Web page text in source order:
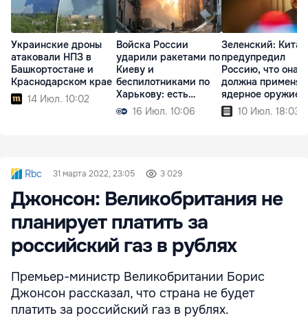
Украинские дроны
атаковали НПЗ в
Башкортостане и
Краснодарском крае
14 Июл. 10:02
Войска России
ударили ракетами по
Киеву и
беспилотниками по
Харькову: есть
жертвы16 Июл. 10:06
Зеленский: Китай
предупредил
Россию, что она
должна
ядерное оружие
10 Июл. 18:03
Rbc 31 марта 2022, 23:05 3 029
Джонсон: Великобритания не
планирует платить за
российский газ в рублях
Премьер-министр Великобритании Борис
Джонсон рассказал, что страна не будет
платить за российский газ в рублях.